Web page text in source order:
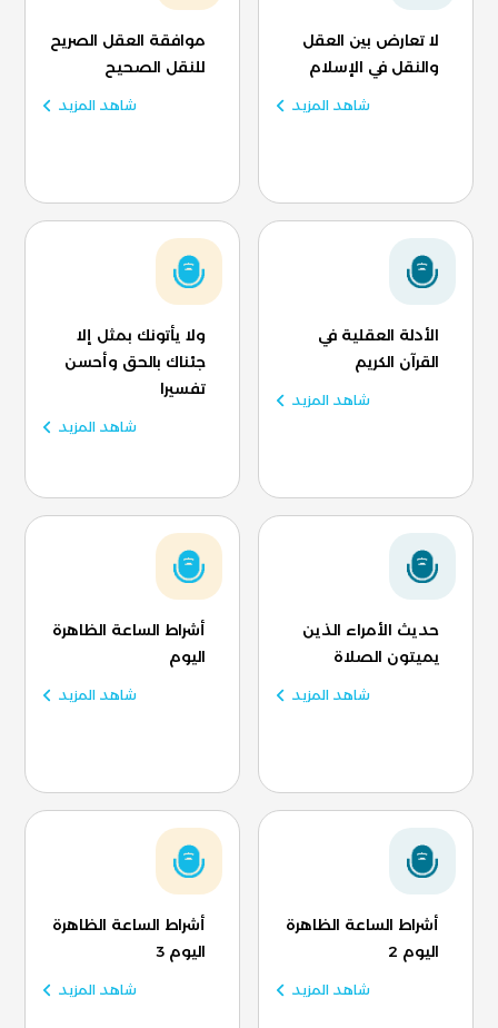
لا تعارض بين العقل
والنقل في الإسلام
شاهد المزيد
موافقة العقل الصريح
للنقل الصحيح
شاهد المزيد
الأدلة العقلية في
القرآن الكريم
شاهد المزيد
ولا يأتونك بمثل إلا
جئناك بالحق وأحسن
تفسيرا
شاهد المزيد
حديث الأمراء الذين
يميتون الصلاة
شاهد المزيد
أشراط الساعة الظاهرة
اليوم
شاهد المزيد
أشراط الساعة الظاهرة
اليوم 2
شاهد المزيد
أشراط الساعة الظاهرة
اليوم 3
شاهد المزيد